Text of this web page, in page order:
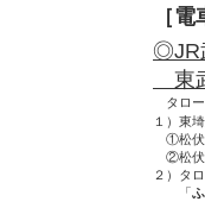
［
◎JR
東
タロー
１）東
①松伏
②松伏
２）タ
「